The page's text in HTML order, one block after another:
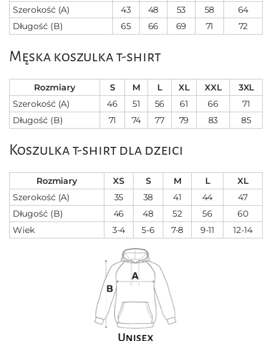
Szerokość (A)
43 48 53 58
64
Długość (B)
65 66 69 71 72
Męska koszulka t-shirt
Rozmiary S M L XL XXL
3XL
Szerokość (A)
46 51 56 61 66
71
Długość (B)
71 74 77 79 83 85
Koszulka t-shirt dla dzeici
Rozmiary XS S M L
XL
Szerokość (A)
35 38 41 44
47
Długość (B)
46 48 52 56
60
Wiek
3-4 5-6 7-8 9-11 12-14